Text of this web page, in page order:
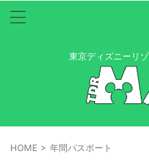
東京ディズニーリ
HOME > 年間パスポート